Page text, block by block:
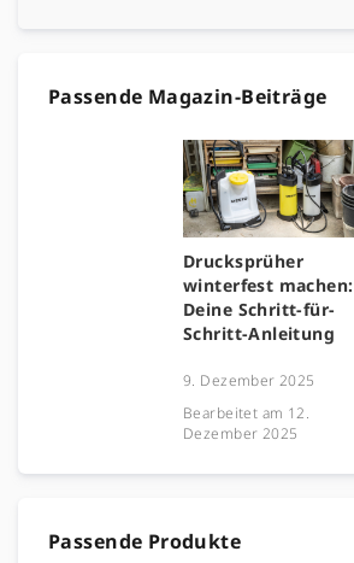
Passende Magazin-Beiträge
Drucksprüher
winterfest machen:
Deine Schritt-für-
Schritt-Anleitung
9. Dezember 2025
Bearbeitet am 12.
Dezember 2025
Passende Produkte